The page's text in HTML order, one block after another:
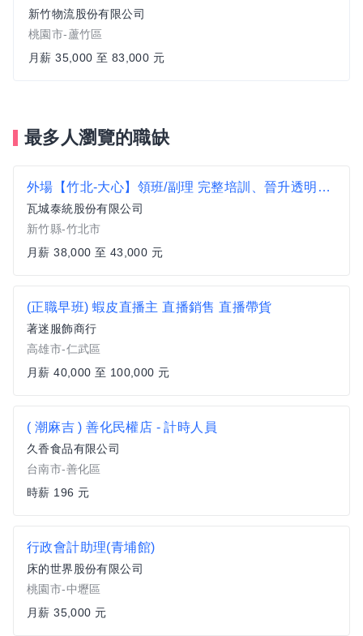
新竹物流股份有限公司
桃園市-蘆竹區
月薪 35,000 至 83,000 元
最多人瀏覽的職缺
外場【竹北-大心】領班/副理 完整培訓、晉升透明、一頭班
瓦城泰統股份有限公司
新竹縣-竹北市
月薪 38,000 至 43,000 元
(正職早班) 蝦皮直播主 直播銷售 直播帶貨
著迷服飾商行
高雄市-仁武區
月薪 40,000 至 100,000 元
( 潮麻吉 ) 善化民權店 - 計時人員
久香食品有限公司
台南市-善化區
時薪 196 元
行政會計助理(青埔館)
床的世界股份有限公司
桃園市-中壢區
月薪 35,000 元